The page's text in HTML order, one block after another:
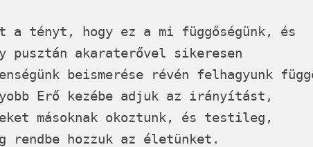
a tényt, hogy ez a mi függőségünk, és
pusztán akaraterővel sikeresen
beismerése révén felhagyunk
Erő kezébe adjuk az irányítást,
másoknak okoztunk, és testileg,
hozzuk az életünket.